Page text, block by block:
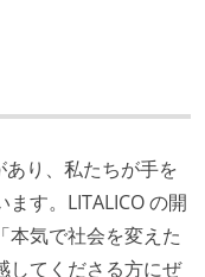
するメンバーが中心
成果を随時確認し
を柔軟に調整する形
り、私たちが手を
す。LITALICO の開
本気で社会を変えた
してくださる方にぜ